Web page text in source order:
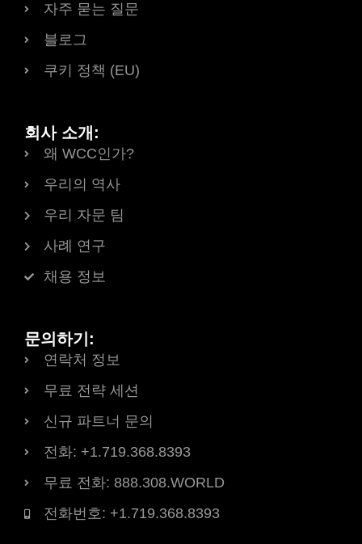
자주 묻는 질문
블로그
쿠키 정책 (EU)
회사 소개:
왜 WCC인가?
우리의 역사
우리 자문 팀
사례 연구
채용 정보
문의하기:
연락처 정보
무료 전략 세션
신규 파트너 문의
전화: +1.719.368.8393
무료 전화: 888.308.WORLD
전화번호: +1.719.368.8393